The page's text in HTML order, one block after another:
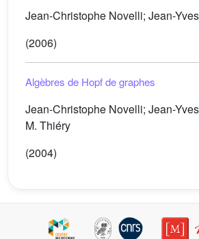
Jean-Christophe Novelli; Jean-
(2006)
Algèbres de Hopf de graphes
Jean-Christophe Novelli; Jean-
M. Thiéry
(2004)